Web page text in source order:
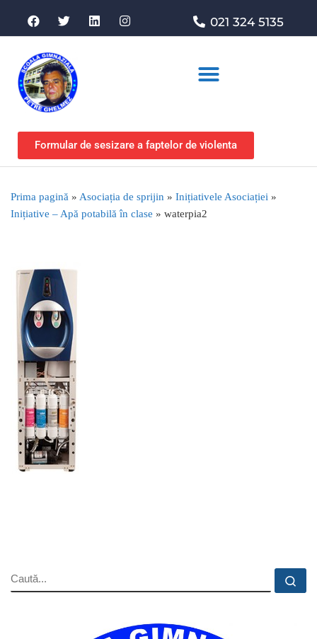
021 324 5135
Formular de sesizare a faptelor de violenta
Prima pagină » Asociația de sprijin » Inițiativele Asociației »
Inițiative – Apă potabilă în clase » waterpia2